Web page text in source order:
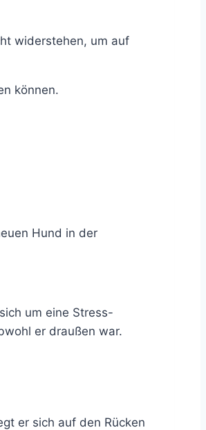
widerstehen, um auf
können.
Hund in der
um eine Stress-
er draußen war.
er sich auf den Rücken